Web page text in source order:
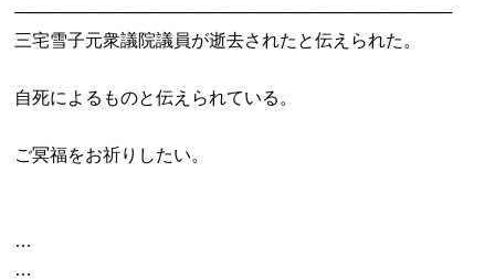
────────────────────────────────────
三宅雪子元衆議院議員が逝去されたと伝えられた。
自死によるものと伝えられている。
…
…